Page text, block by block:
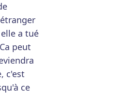
a tué
peut
c'est
ce